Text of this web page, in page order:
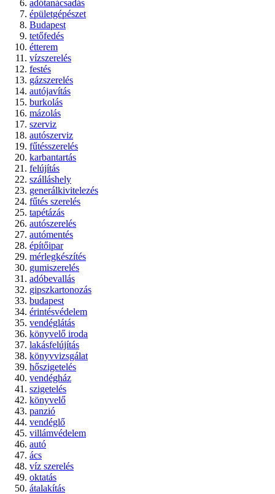
adótanácsadás
épületgépészet
Budapest
tetőfedés
étterem
vízszerelés
festés
gázszerelés
autójavítás
burkolás
mázolás
szerviz
autószerviz
fűtésszerelés
karbantartás
felújítás
szálláshely
generálkivitelezés
fűtés szerelés
tapétázás
autószerelés
autómentés
építőipar
mérlegkészítés
gumiszerelés
adóbevallás
gipszkartonozás
budapest
érintésvédelem
vendéglátás
könyvelő iroda
lakásfelújítás
könyvvizsgálat
hőszigetelés
vendégház
szigetelés
könyvelő
panzió
vendéglő
villámvédelem
autó
ács
víz szerelés
oktatás
átalakítás